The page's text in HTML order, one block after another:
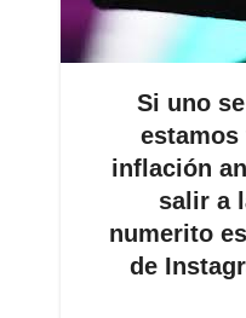
Si uno
estamos
inflación
salir a
numerito
de